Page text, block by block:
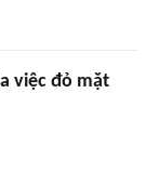
việc đỏ mặt